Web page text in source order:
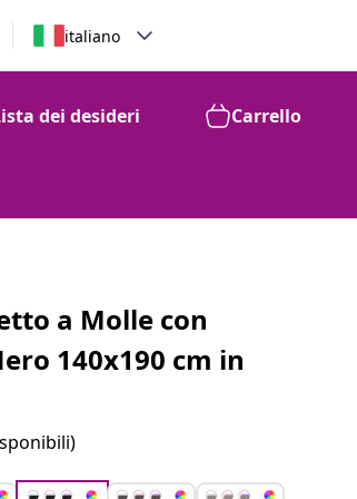
italiano
dei desideri Carrello
a Molle con
140x190 cm in